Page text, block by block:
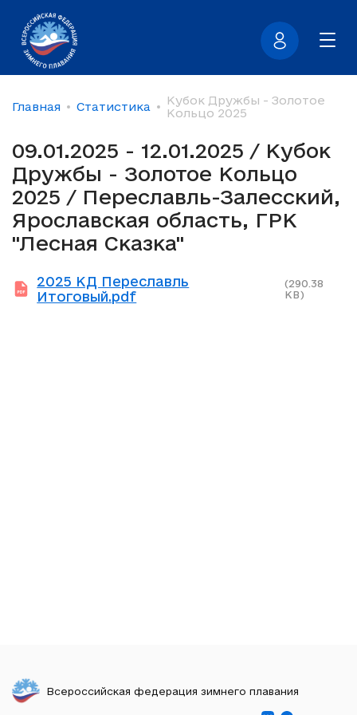
Главная Статистика
Кубок Дружбы - Золотое
Кольцо 2025
09.01.2025 - 12.01.2025 / Кубок
Дружбы - Золотое Кольцо
2025 / Переславль-Залесский,
Ярославская область, ГРК
"Лесная Сказка"
2025 КД Переславль
Итоговый.pdf
(290.38
KB)
Всероссийская федерация зимнего плавания